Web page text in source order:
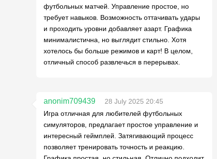
футбольных матчей. Управление простое, но
требует навыков. Возможность оттачивать удары
и проходить уровни добавляет азарт. Графика
минималистична, но выглядит стильно. Хотя
хотелось бы больше режимов и карт! В целом,
отличный способ развлечься в перерывах.
anonim709439
28 July 2025 20:45
Игра отличная для любителей футбольных
симуляторов, предлагает простое управление и
интересный геймплей. Затягивающий процесс
позволяет тренировать точность и реакцию.